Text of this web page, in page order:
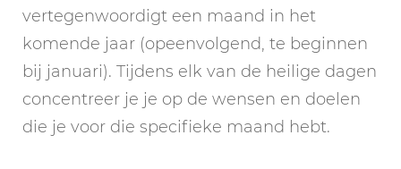
vertegenwoordigt een maand in het
komende jaar (opeenvolgend, te beginnen
bij januari). Tijdens elk van de heilige dagen
concentreer je je op de wensen en doelen
die je voor die specifieke maand hebt.